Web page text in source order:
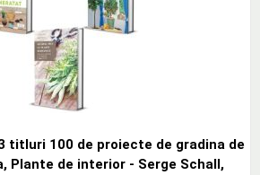
titluri 100 de proiecte de gradina de
Plante de interior - Serge Schall,